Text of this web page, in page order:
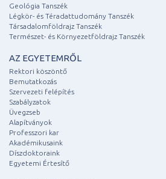
Geológia Tanszék
Légkör- és Téradattudomány Tanszék
Társadalomföldrajz Tanszék
Természet- és Környezetföldrajz Tanszék
AZ EGYETEMRŐL
Rektori köszöntő
Bemutatkozás
Szervezeti felépítés
Szabályzatok
Üvegzseb
Alapítványok
Professzori kar
Akadémikusaink
Díszdoktoraink
Egyetemi Értesítő